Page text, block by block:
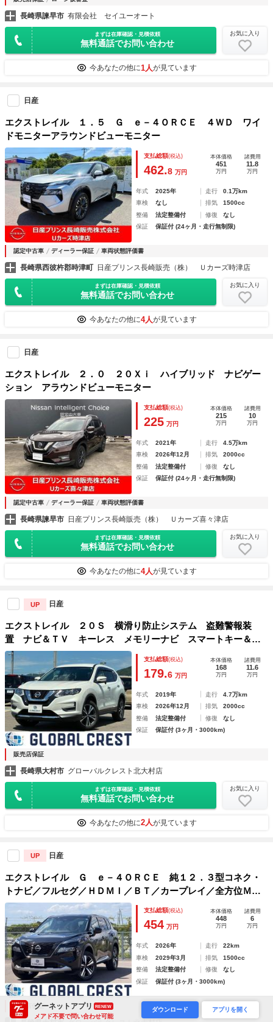
長崎県諫早市 有限会社 セイユーオート
まずは在庫確認・見積依頼
無料通話でお問い合わせ
お気に入り
今あなたの他に1人が見ています
日産
エクストレイル １．５ Ｇ ｅ－４ＯＲＣＥ ４ＷＤ ワイ
ドモニターアラウンドビューモニター
支払総額(税込)
462.8 万円
本体価格
451
万円
諸費用
11.8
万円
年式 2025年 走行
0.1万km
車検
なし 排気
1500cc
整備
法定整備付 修復
なし
保証
保証付 (24ヶ月・走行無制限)
認定中古車 ディーラー保証 車両状態評価書
長崎県西彼杵郡時津町 日産プリンス長崎販売（株） Ｕカーズ時津店
まずは在庫確認・見積依頼
無料通話でお問い合わせ
お気に入り
今あなたの他に4人が見ています
日産
エクストレイル ２．０ ２０Ｘｉ ハイブリッド ナビゲー
ション アラウンドビューモニター
支払総額(税込)
225 万円
本体価格
215
万円
諸費用
10
万円
年式 2021年 走行
4.5万km
車検
2026年12月 排気
2000cc
整備
法定整備付 修復
なし
保証
保証付 (24ヶ月・走行無制限)
認定中古車 ディーラー保証 車両状態評価書
長崎県諫早市 日産プリンス長崎販売（株） Ｕカーズ喜々津店
まずは在庫確認・見積依頼
無料通話でお問い合わせ
お気に入り
今あなたの他に4人が見ています
UP 日産
エクストレイル ２０Ｓ 横滑り防止システム 盗難警報装
置 ナビ＆ＴＶ キーレス メモリーナビ スマートキー＆プ
ッシュスタート 地デジ アイドリングストップ オートエア
コン アルミホイール ＥＴＣ ＬＥＤヘッドライト
支払総額(税込)
179.6 万円
本体価格
168
万円
諸費用
11.6
万円
年式 2019年 走行
4.7万km
車検
2026年12月 排気
2000cc
整備
法定整備付 修復
なし
保証
保証付 (3ヶ月・3000km)
販売店保証
長崎県大村市 グローバルクレスト北大村店
まずは在庫確認・見積依頼
無料通話でお問い合わせ
お気に入り
今あなたの他に2人が見ています
UP 日産
エクストレイル Ｇ ｅ－４ＯＲＣＥ 純１２．３型コネク・
トナビ／フルセグ／ＨＤＭＩ／ＢＴ／カープレイ／全方位Ｍ・
革Ｈ・黒革Ｓ／シートＨ／前席Ｐシート・純１９ＡＷ・プロパ
イロット・ＢＳＭ・デジタルインナーＭ・ＡＣ１００Ｖ１５０
０Ｗ
支払総額(税込)
454 万円
本体価格
448
万円
諸費用
6
万円
年式 2026年 走行
22km
車検
2029年3月 排気
1500cc
整備
法定整備付 修復
なし
保証
保証付 (3ヶ月・3000km)
販売店保証グーネットアプリ RENEW
メアド不要で問い合わせ可能
ダウンロード アプリを開く